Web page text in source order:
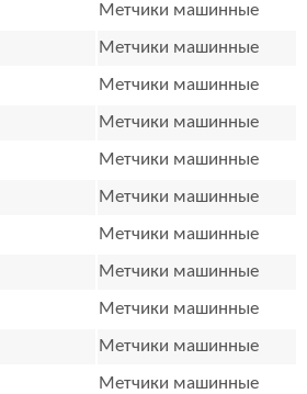
Метчики машинные
Метчики машинные
Метчики машинные
Метчики машинные
Метчики машинные
Метчики машинные
Метчики машинные
Метчики машинные
Метчики машинные
Метчики машинные
Метчики машинные